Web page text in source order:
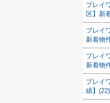
プレイ
区】新
プレイ
新着物
プレイ
新着物
プレイ
績】(22)